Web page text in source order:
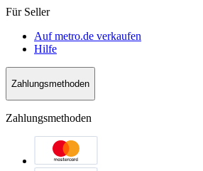
Für Seller
Auf metro.de verkaufen
Hilfe
Zahlungsmethoden
Zahlungsmethoden